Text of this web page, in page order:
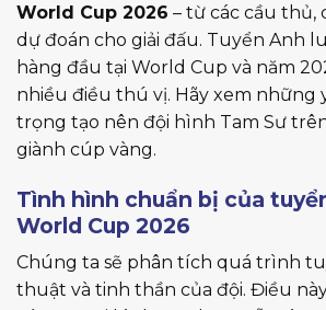
World Cup 2026 – từ các cầu thủ,
dự đoán cho giải đấu. Tuyển Anh
hàng đầu tại World Cup và năm
nhiều điều thú vị. Hãy xem những
trọng tạo nên đội hình Tam Sư
giành cúp vàng.
Tình hình chuẩn bị của
World Cup 2026
Chúng ta sẽ phân tích quá trình
thuật và tinh thần của đội. Điều